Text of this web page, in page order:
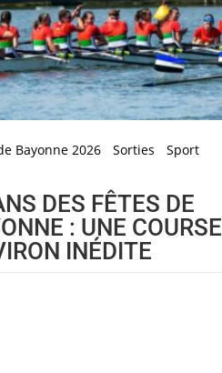
Bayonne 2026 Sorties
Sport
DES FÊTES DE
: UNE COURSE
INÉDITE